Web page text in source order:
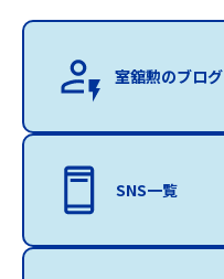
室舘勲のブログ
SNS一覧